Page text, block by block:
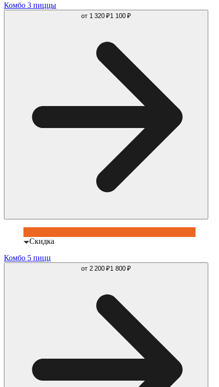
Комбо 3 пиццы
от 1 320 ₽1 100 ₽
Скидка
Комбо 5 пицц
от 2 200 ₽1 800 ₽